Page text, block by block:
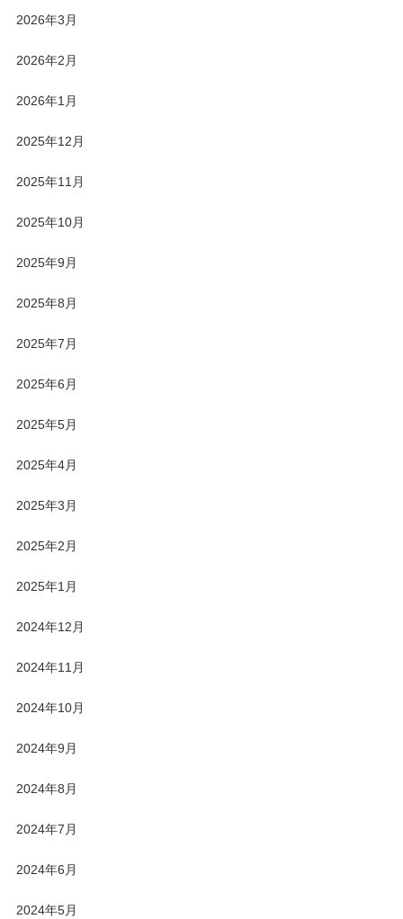
2026年3月
2026年2月
2026年1月
2025年12月
2025年11月
2025年10月
2025年9月
2025年8月
2025年7月
2025年6月
2025年5月
2025年4月
2025年3月
2025年2月
2025年1月
2024年12月
2024年11月
2024年10月
2024年9月
2024年8月
2024年7月
2024年6月
2024年5月